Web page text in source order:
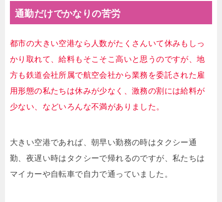
通勤だけでかなりの苦労
都市の大きい空港なら人数がたくさんいて休みもしっ
かり取れて、給料もそこそこ高いと思うのですが、地
方も鉄道会社所属で航空会社から業務を委託された雇
用形態の私たちは休みが少なく、激務の割には給料が
少ない、などいろんな不満がありました。
大きい空港であれば、朝早い勤務の時はタクシー通
勤、夜遅い時はタクシーで帰れるのですが、私たちは
マイカーや自転車で自力で通っていました。